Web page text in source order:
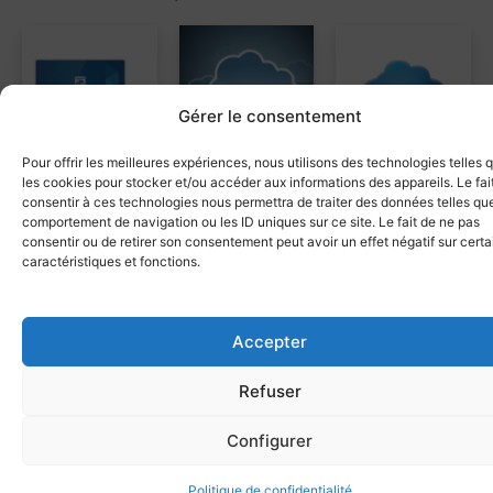
Gérer le consentement
Pour offrir les meilleures expériences, nous utilisons des technologies telles
les cookies pour stocker et/ou accéder aux informations des appareils. Le
consentir à ces technologies nous permettra de traiter des données telles
comportement de navigation ou les ID uniques sur ce site. Le fait de ne pas
consentir ou de retirer son consentement peut avoir un effet négatif sur
caractéristiques et fonctions.
Accepter
Refuser
Configurer
Philips SpeechLive
Pro Business | 12
mois
Produits parrainage
162,00€
Installation | Aide
au démarrage |
Solution cloud /
user
94,80€TTC
Ajouter au
panier
Philips
SpeechToText |
Abonnement 12
RECONNAISSANCE
panier